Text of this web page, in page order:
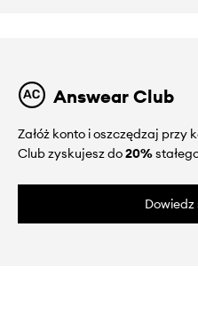
Answear Club
Załóż konto i oszczędzaj przy
Club zyskujesz do20%
Dowiedz